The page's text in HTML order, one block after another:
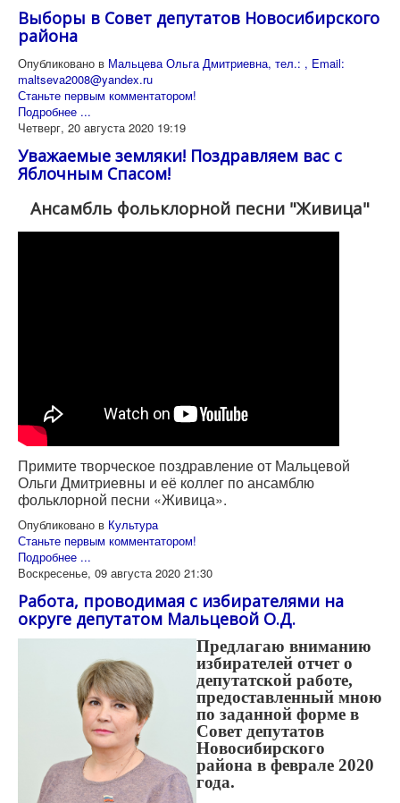
Выборы в Совет депутатов Новосибирского
района
Опубликовано в Мальцева Ольга Дмитриевна, тел.: , Email:
maltseva2008@yandex.ru
Станьте первым комментатором!
Подробнее ...
Четверг, 20 августа 2020 19:19
Уважаемые земляки! Поздравляем вас с
Яблочным Спасом!
Ансамбль фольклорной песни "Живица"
Примите творческое поздравление от Мальцевой
Ольги Дмитриевны и её коллег по ансамблю
фольклорной песни «Живица».
Опубликовано в Культура
Станьте первым комментатором!
Подробнее ...
Воскресенье, 09 августа 2020 21:30
Работа, проводимая с избирателями на
округе депутатом Мальцевой О.Д.
Предлагаю вниманию
избирателей отчет о
депутатской работе,
предоставленный мною
по заданной форме в
Совет депутатов
Новосибирского
района в феврале 2020
года.